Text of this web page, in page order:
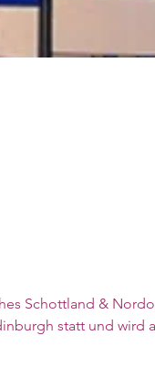
Schottland &
statt und wird